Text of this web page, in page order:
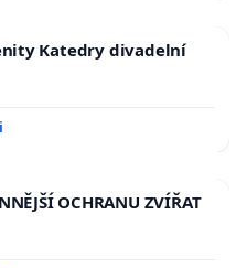
Katedry divadelní
OCHRANU ZVÍŘAT